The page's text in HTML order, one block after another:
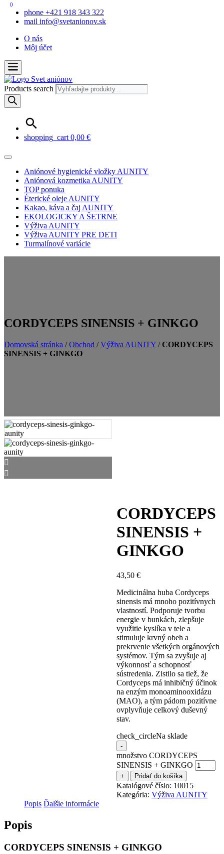
phone +421 918 343 322
mail info@svetanionov.sk
O nás
Môj účet
Products search
0
shopping_cart 0,00 €
Aniónové hygienické vložky AUNITY
Aniónová kozmetika AUNITY
TOP ponuka
Éterické oleje AUNITY
Kakao, káva a čaj AUNITY
EKOLOGICKY A ŠETRNE
Výživa AUNITY
Výživa AUNITY PRE DETI
Turmalínové variácie
CORDYCEPS SINENSIS + GINKGO
Domovská stránka /Obchod /Výživa AUNITY /CORDYCEPS
SINENSIS + GINKGO
CORDYCEPS
SINENSIS +
GINKGO
43,50 €
Medicinálna huba Cordyceps
sinensis má mnoho pozitívnych
vlastností. Podporuje tvorbu
energie v bunkách, zlepšuje
využitie kyslíka v tele a
stimuluje krvný obeh a
prekrvenie všetkých orgánových
systémov. Tým sa zvyšuje aj
výkonnosť a schopnosť
sústredenia. Zistilo sa tiež, že
Cordyceps má inhibičný účinok
na enzým monoaminooxidázu
(MAO), a tým pádom pozitívne
ovplyvňuje celkový duševný
stav.
check_circleNa sklade
-
množstvo CORDYCEPS
SINENSIS + GINKGO
+ Pridať do košíka
Katalógové číslo: 10015
Kategória: Výživa AUNITY
Popis Ďalšie informácie
Popis
CORDYCEPS SINENSIS + GINKGO